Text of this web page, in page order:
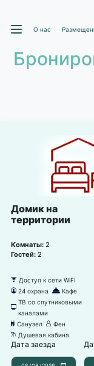
О нас
Домик на
территории
Комнаты: 2
Гостей: 2
뀄 Доступ к сети WiFi
댑 24 охрана 덐 Кафе
넎
ТВ со спутниковыми
каналами
댃 Санузел 덶 Фен
댴 Душевая кабина
Дата заезда